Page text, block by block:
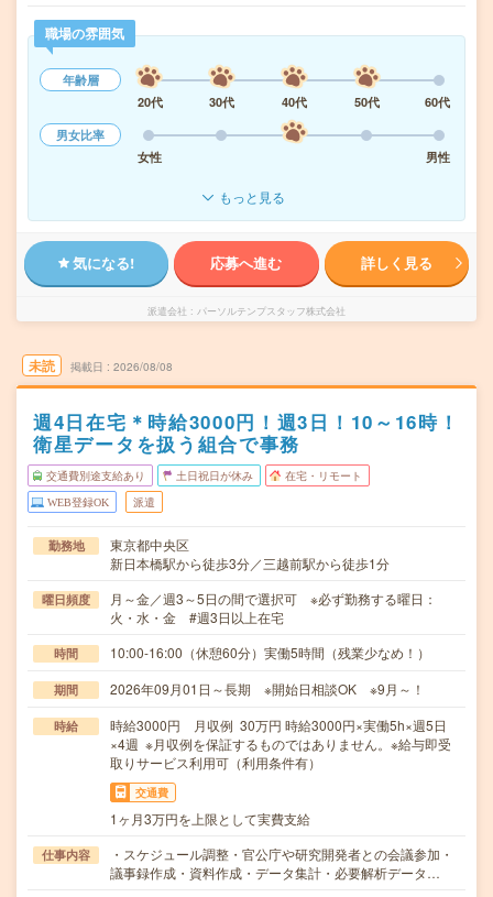
職場の雰囲気
年齢層
20代
30代 40代 50代
60代
男女比率
女性
男性
もっと見る
気になる! 応募へ進む 詳しく見る
派遣会社 パーソルテンプスタッフ株式会社
未読 掲載日 2026/08/08
週4日在宅＊時給3000円！週3日！10～16時！
衛星データを扱う組合で事務
交通費別途支給あり 土日祝日が休み 在宅・リモート
WEB登録OK 派遣
勤務地
東京都中央区
新日本橋駅から徒歩3分／三越前駅から徒歩1分
曜日頻度
月～金／週3～5日の間で選択可 ※必ず勤務する曜日：
火・水・金 #週3日以上在宅
時間 10:00-16:00（休憩60分）実働5時間（残業少なめ！）
期間 2026年09月01日～長期 ※開始日相談OK ※9月～！
時給
時給3000円 月収例 30万円 時給3000円×実働5h×週5日
×4週 ※月収例を保証するものではありません。※給与即受
取りサービス利用可（利用条件有）
交通費
1ヶ月3万円を上限として実費支給
仕事内容
・スケジュール調整・官公庁や研究開発者との会議参加・
議事録作成・資料作成・データ集計・必要解析データ…